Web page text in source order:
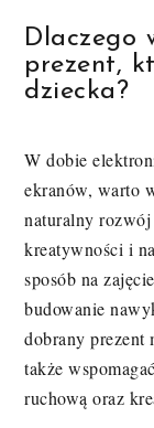
Dlaczego
prezent,
dziecka?
W dobie
ekranów, warto
naturalny
kreatywności i
sposób na
budowanie
dobrany prezent
także
ruchową oraz